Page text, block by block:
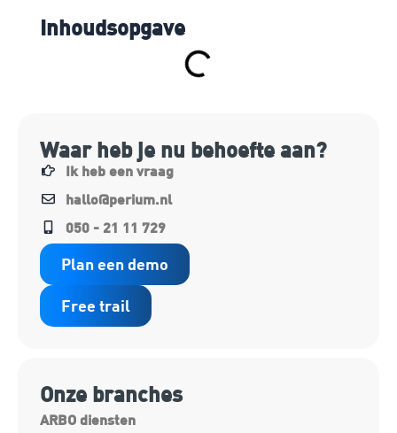
Inhoudsopgave
Waar heb je nu behoefte aan?
Ik heb een vraag
hallo@perium.nl
050 - 21 11 729
Plan een demo
Free trail
Onze branches
ARBO diensten